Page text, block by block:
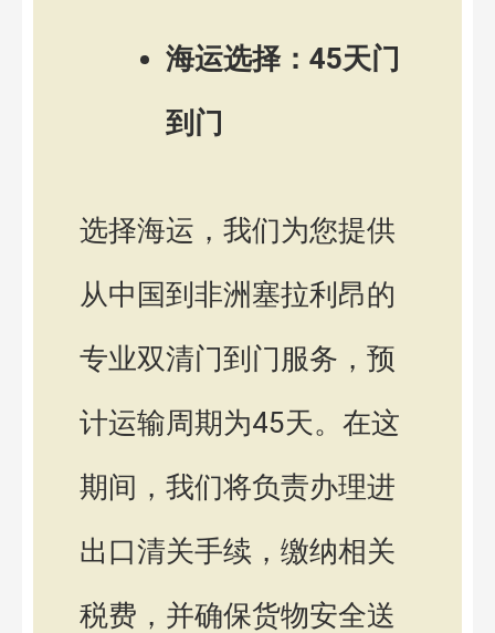
海运选择：45天门
到门
选择海运，我们为您提供
从中国到非洲塞拉利昂的
专业双清门到门服务，预
计运输周期为45天。在这
期间，我们将负责办理进
出口清关手续，缴纳相关
税费，并确保货物安全送